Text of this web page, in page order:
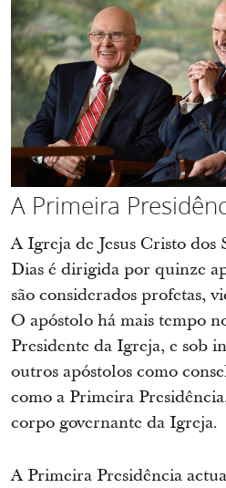
A Primeira
A Igreja de Jesus Cristo dos
Dias é dirigida por quinze
são considerados profetas,
O apóstolo há mais tempo
Presidente da Igreja, e sob
outros apóstolos como
como a Primeira
corpo governante da Igreja.
A Primeira Presidência